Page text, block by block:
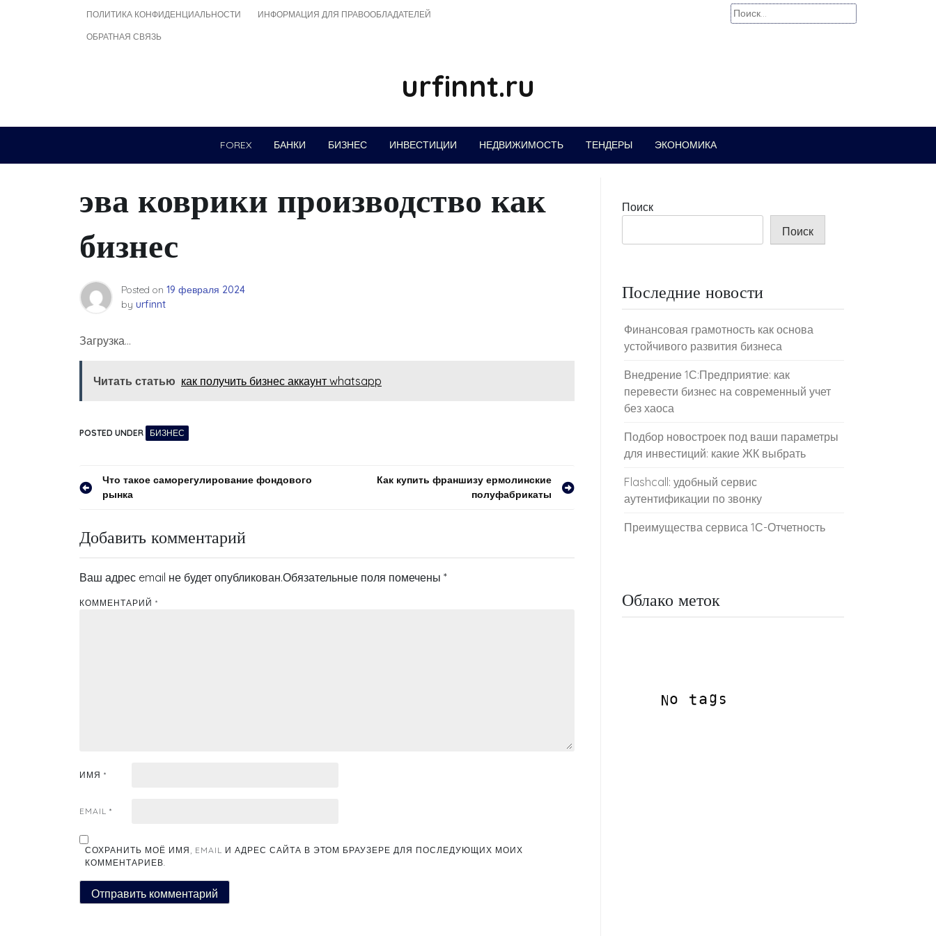
ПОЛИТИКА КОНФИДЕНЦИАЛЬНОСТИ ИНФОРМАЦИЯ ДЛЯ ПРАВООБЛАДАТЕЛЕЙ
ОБРАТНАЯ СВЯЗЬ
Найти:
urfinnt.ru
FOREX БАНКИ БИЗНЕС ИНВЕСТИЦИИ НЕДВИЖИМОСТЬ ТЕНДЕРЫ ЭКОНОМИКА
эва коврики производство как
бизнес
Posted on 19 февраля 2024
by urfinnt
Загрузка…
Читать статью как получить бизнес аккаунт whatsapp
POSTED UNDER БИЗНЕС
Навигация
записям
Что такое саморегулирование фондового
рынка
Как купить франшизу ермолинские
полуфабрикаты
Добавить комментарий
Ваш адрес email не будет опубликован.Обязательные поля помечены *
КОММЕНТАРИЙ *
ИМЯ *
EMAIL *
СОХРАНИТЬ МОЁ ИМЯ, EMAIL И АДРЕС САЙТА В ЭТОМ БРАУЗЕРЕ ДЛЯ ПОСЛЕДУЮЩИХ МОИХ
КОММЕНТАРИЕВ.
Поиск
Поиск
Последние новости
Финансовая грамотность как основа
устойчивого развития бизнеса
Внедрение 1С:Предприятие: как
перевести бизнес на современный учет
без хаоса
Подбор новостроек под ваши параметры
для инвестиций: какие ЖК выбрать
Flashcall: удобный сервис
аутентификации по звонку
Преимущества сервиса 1С-Отчетность
Облако меток